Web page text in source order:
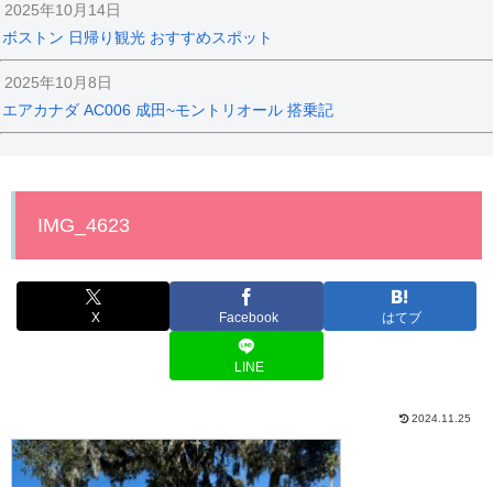
2025年10月14日
ボストン 日帰り観光 おすすめスポット
2025年10月8日
エアカナダ AC006 成田~モントリオール 搭乗記
IMG_4623
X Facebook はてブ
LINE
2024.11.25